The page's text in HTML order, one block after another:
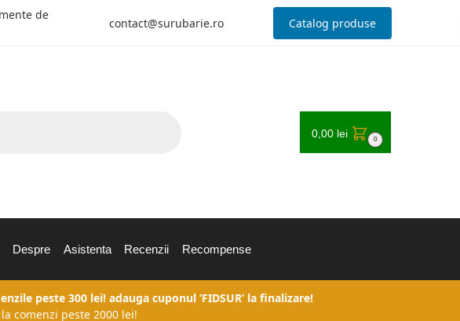
de
contact@surubarie.ro Catalog produse
0,00 lei 0
Despre Asistenta Recenzii Recompense
peste 300 lei! adauga cuponul ‘FIDSUR’ la finalizare!
comenzi peste 2000 lei!